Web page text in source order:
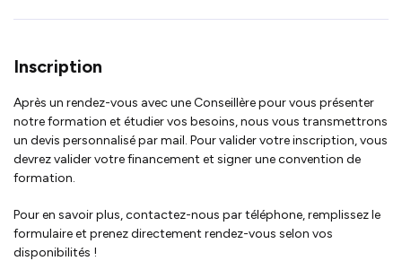
Inscription
Après un rendez-vous avec une Conseillère pour vous présenter
notre formation et étudier vos besoins, nous vous transmettrons
un devis personnalisé par mail. Pour valider votre inscription, vous
devrez valider votre financement et signer une convention de
formation.
Pour en savoir plus, contactez-nous par téléphone, remplissez le
formulaire et prenez directement rendez-vous selon vos
disponibilités !